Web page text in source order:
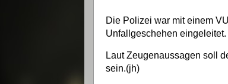
Die Polizei war mit einem
Unfallgeschehen eingeleitet.
Laut Zeugenaussagen soll
sein.(jh)